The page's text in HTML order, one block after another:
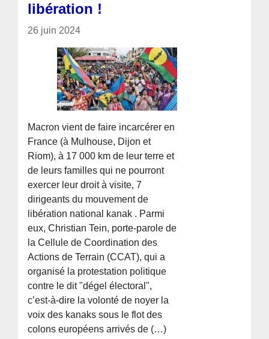
libération !
26 juin 2024
Macron vient de faire incarcérer en
France (à Mulhouse, Dijon et
Riom), à 17 000 km de leur terre et
de leurs familles qui ne pourront
exercer leur droit à visite, 7
dirigeants du mouvement de
libération national kanak . Parmi
eux, Christian Tein, porte-parole de
la Cellule de Coordination des
Actions de Terrain (CCAT), qui a
organisé la protestation politique
contre le dit "dégel électoral",
c’est-à-dire la volonté de noyer la
voix des kanaks sous le flot des
colons européens arrivés de (…)